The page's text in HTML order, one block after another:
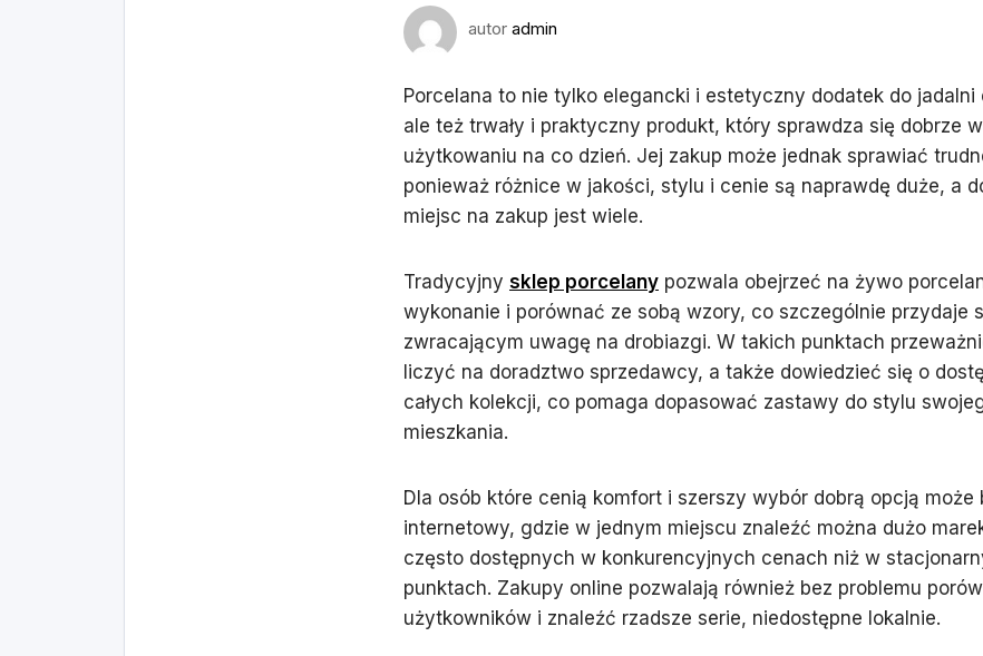
autor admin
Porcelana to nie tylko elegancki i estetyczny dodatek do jadalni
ale też trwały i praktyczny produkt, który sprawdza się dobrze w
użytkowaniu na co dzień. Jej zakup może jednak sprawiać
ponieważ różnice w jakości, stylu i cenie są naprawdę duże, a
miejsc na zakup jest wiele.
Tradycyjny sklep porcelany pozwala obejrzeć na żywo
wykonanie i porównać ze sobą wzory, co szczególnie przydaje
zwracającym uwagę na drobiazgi. W takich punktach
liczyć na doradztwo sprzedawcy, a także dowiedzieć się o
całych kolekcji, co pomaga dopasować zastawy do stylu
mieszkania.
Dla osób które cenią komfort i szerszy wybór dobrą opcją może
internetowy, gdzie w jednym miejscu znaleźć można dużo
często dostępnych w konkurencyjnych cenach niż w
punktach. Zakupy online pozwalają również bez problemu
użytkowników i znaleźć rzadsze serie, niedostępne lokalnie.